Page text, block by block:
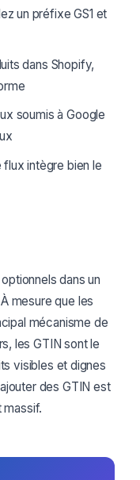
un préfixe GS1 et
dans Shopify,
soumis à Google
intègre bien le
dans un
mesure que les
mécanisme de
les GTIN sont le
visibles et dignes
des GTIN est
massif.